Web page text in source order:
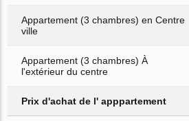
Appartement (3 chambres) en Centre
ville
Appartement (3 chambres) À
l'extérieur du centre
Prix d'achat de l' apppartement